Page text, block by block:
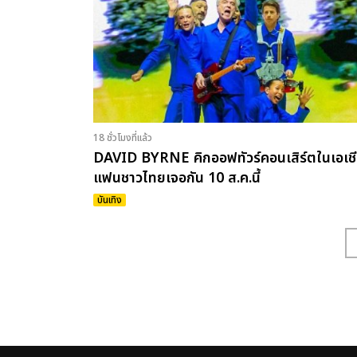
18 ชั่วโมงที่แล้ว
DAVID BYRNE คิกออฟทัวร์คอนเสิร์ตในเอเ
แฟนชาวไทยเจอกัน 10 ส.ค.นี้
บันเทิง